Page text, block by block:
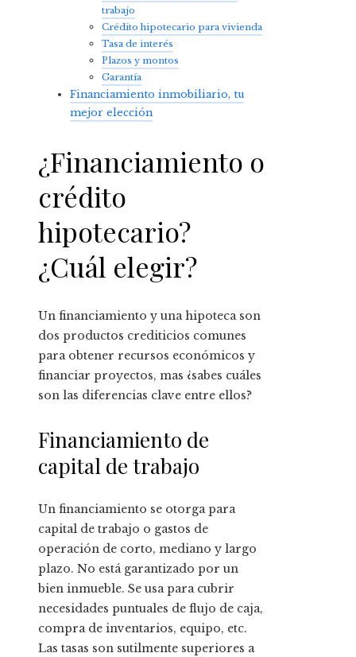
trabajo
Crédito hipotecario para vivienda
Tasa de interés
Plazos y montos
Garantía
Financiamiento inmobiliario, tu
mejor elección
¿Financiamiento o
crédito
hipotecario?
¿Cuál elegir?
Un financiamiento y una hipoteca son
dos productos crediticios comunes
para obtener recursos económicos y
financiar proyectos, mas ¿sabes cuáles
son las diferencias clave entre ellos?
Financiamiento de
capital de trabajo
Un financiamiento se otorga para
capital de trabajo o gastos de
operación de corto, mediano y largo
plazo. No está garantizado por un
bien inmueble. Se usa para cubrir
necesidades puntuales de flujo de caja,
compra de inventarios, equipo, etc.
Las tasas son sutilmente superiores a